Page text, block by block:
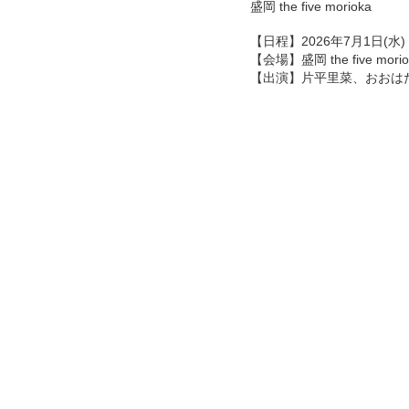
盛岡 the five morioka
【日程】2026年7月1日(水)
【会場】盛岡 the five
【出演】片平里菜、おおは